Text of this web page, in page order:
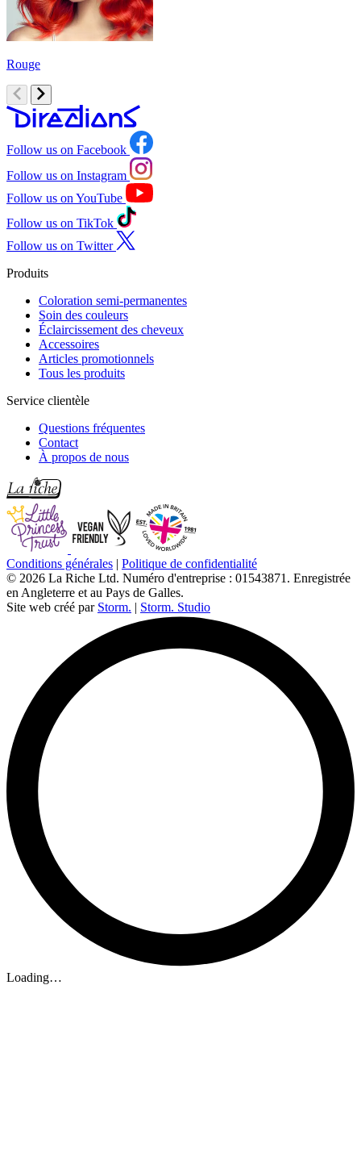
Rouge
Follow us on Facebook
Follow us on Instagram
Follow us on YouTube
Follow us on TikTok
Follow us on Twitter
Produits
Coloration semi-permanentes
Soin des couleurs
Éclaircissement des cheveux
Accessoires
Articles promotionnels
Tous les produits
Service clientèle
Questions fréquentes
Contact
À propos de nous
Conditions générales | Politique de confidentialité
© 2026 La Riche Ltd. Numéro d'entreprise : 01543871. Enregistrée
en Angleterre et au Pays de Galles.
Site web créé par Storm. | Storm. Studio
Loading…